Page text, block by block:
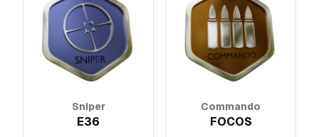
Sniper
E36
Commando
FOCOS